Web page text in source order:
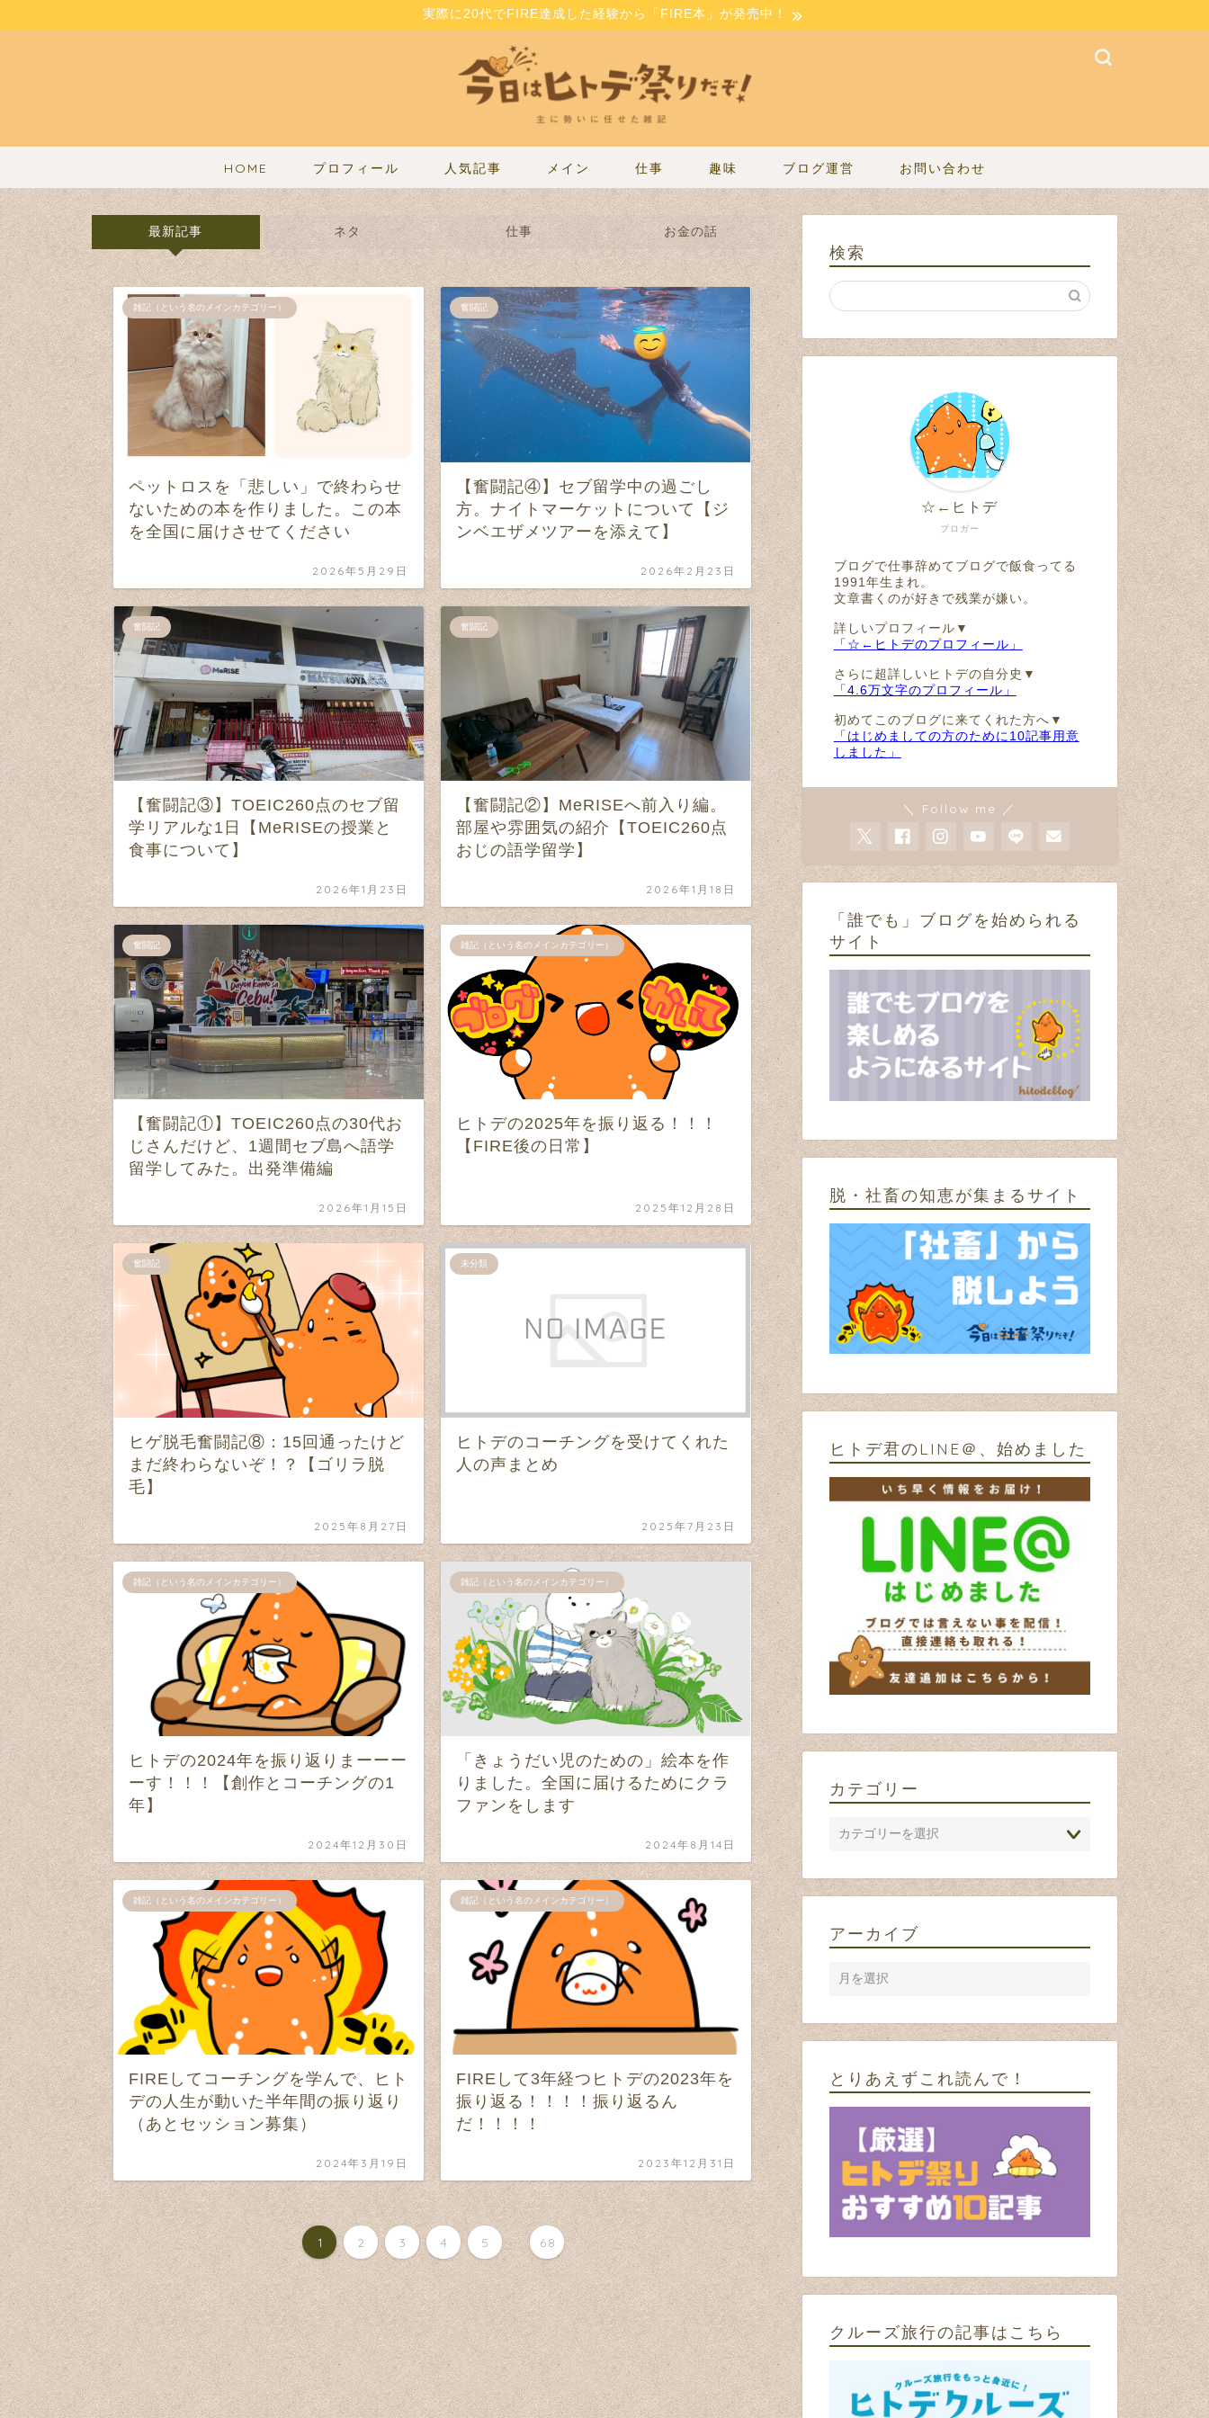
実際に20代でFIRE達成した経験から「FIRE本」が発売中！
HOME プロフィール 人気記事 メイン 仕事 趣味 ブログ運営 お問い合わせ
最新記事 ネタ 仕事 お金の話
雑記（という名のメインカテゴリー）
ペットロスを「悲しい」で終わらせ
ないための本を作りました。この本
を全国に届けさせてください
2026年5月29日
奮闘記
【奮闘記④】セブ留学中の過ごし
方。ナイトマーケットについて【ジ
ンベエザメツアーを添えて】
2026年2月23日
奮闘記
【奮闘記③】TOEIC260点のセブ留
学リアルな1日【MeRISEの授業と
食事について】
2026年1月23日
奮闘記
【奮闘記②】MeRISEへ前入り編。
部屋や雰囲気の紹介【TOEIC260点
おじの語学留学】
2026年1月18日
奮闘記
【奮闘記①】TOEIC260点の30代お
じさんだけど、1週間セブ島へ語学
留学してみた。出発準備編
2026年1月15日
雑記（という名のメインカテゴリー）
ヒトデの2025年を振り返る！！！
【FIRE後の日常】
2025年12月28日
奮闘記
ヒゲ脱毛奮闘記⑧：15回通ったけど
まだ終わらないぞ！？【ゴリラ脱
毛】
2025年8月27日
未分類
ヒトデのコーチングを受けてくれた
人の声まとめ
2025年7月23日
雑記（という名のメインカテゴリー）
ヒトデの2024年を振り返りまーーー
ーす！！！【創作とコーチングの1
年】
2024年12月30日
雑記（という名のメインカテゴリー）
「きょうだい児のための」絵本を作
りました。全国に届けるためにクラ
ファンをします
2024年8月14日
雑記（という名のメインカテゴリー）
FIREしてコーチングを学んで、ヒト
デの人生が動いた半年間の振り返り
（あとセッション募集）
2024年3月19日
雑記（という名のメインカテゴリー）
FIREして3年経つヒトデの2023年を
振り返る！！！！振り返るん
だ！！！！
2023年12月31日
1 2 3 4 5 ... 68
ネタ
相手に腹が立ったら「ウンコ我慢し
てるんだろうな」と思うと許せるよ
うになるライフハック
2018年6月14日
ネタ
トイレ
ネタ
VS初めての電動歯ブラシ
2017年8月9日
ネタ
メリー
「ノンタンといっしょ」のOPのド
ライブ感について
2016年10月1日
ネタ
BUMP
た桃太郎
ネタ 20代男性の主張
冷静に
ゃカッ
真っ赤なお鼻のヒトデさん
2016年6月13日
ネタ
おばあ
話が進
ネタ ネタ
隣の部
か僕も
ベスト
next
検索
ブロガー
☆←ヒトデ
ブログで仕事辞めてブログで飯食ってる
1991年生まれ。
文章書くのが好きで残業が嫌い。
詳しいプロフィール▼
「☆←ヒトデのプロフィール」
さらに超詳しいヒトデの自分史▼
「4.6万文字のプロフィール」
初めてこのブログに来てくれた方へ▼
「はじめましての方のために10記事用意
しました」
＼ Follow me ／
「誰でも」ブログを始められる
サイト
脱・社畜の知恵が集まるサイト
ヒトデ君のLINE＠、始めました
カテゴリー
アーカイブ
とりあえずこれ読んで！
クルーズ旅行の記事はこちら